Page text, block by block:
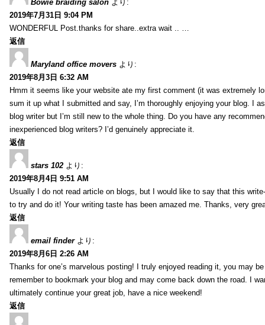
Bowie braiding salon より:
2019年7月31日 9:04 PM
WONDERFUL Post.thanks for share..extra wait .. …
返信
Maryland office movers より:
2019年8月3日 6:32 AM
Hmm it seems like your website ate my first comment (it was extremely
sum it up what I submitted and say, I’m thoroughly enjoying your blog. I
blog writer but I’m still new to the whole thing. Do you have any
inexperienced blog writers? I’d genuinely appreciate it.
返信
stars 102 より:
2019年8月4日 9:51 AM
Usually I do not read article on blogs, but I would like to say that this
to try and do it! Your writing taste has been amazed me. Thanks, very
返信
email finder より:
2019年8月6日 2:26 AM
Thanks for one’s marvelous posting! I truly enjoyed reading it, you may
remember to bookmark your blog and may come back down the road. I
ultimately continue your great job, have a nice weekend!
返信